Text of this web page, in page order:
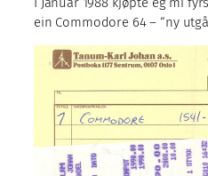
ein Commodore 64 – “ny